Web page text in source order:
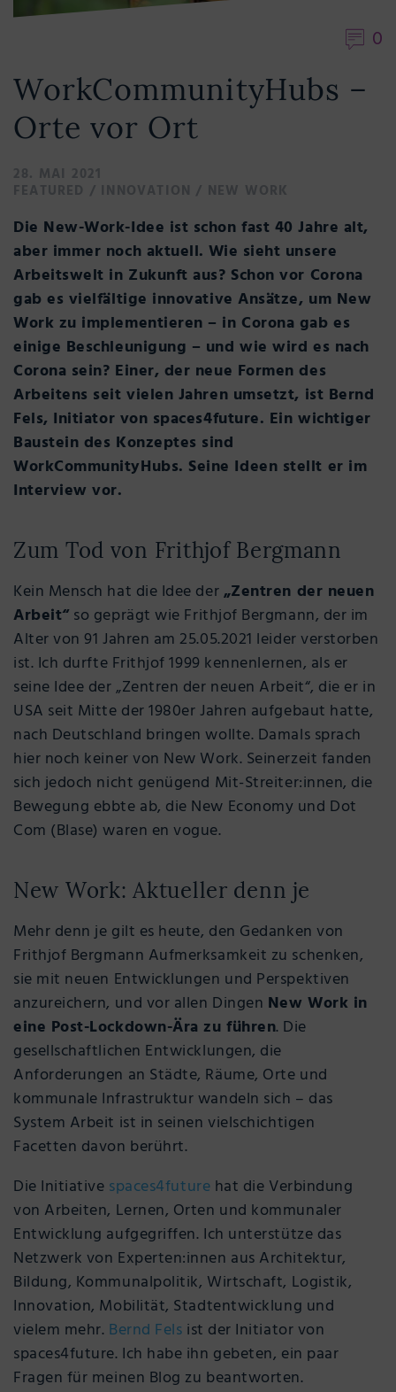
0
WorkCommunityHubs –
Orte vor Ort
28. MAI 2021
FEATURED / INNOVATION / NEW WORK
Die New-Work-Idee ist schon fast 40 Jahre alt,
aber immer noch aktuell. Wie sieht unsere
Arbeitswelt in Zukunft aus? Schon vor Corona
gab es vielfältige innovative Ansätze, um New
Work zu implementieren – in Corona gab es
einige Beschleunigung – und wie wird es nach
Corona sein? Einer, der neue Formen des
Arbeitens seit vielen Jahren umsetzt, ist Bernd
Fels, Initiator von spaces4future. Ein wichtiger
Baustein des Konzeptes sind
WorkCommunityHubs. Seine Ideen stellt er im
Interview vor.
Zum Tod von Frithjof Bergmann
Kein Mensch hat die Idee der„Zentren der neuen
Arbeit“ so geprägt wie Frithjof Bergmann, der im
Alter von 91 Jahren am 25.05.2021 leider verstorben
ist. Ich durfte Frithjof 1999 kennenlernen, als er
seine Idee der „Zentren der neuen Arbeit“, die er in
USA seit Mitte der 1980er Jahren aufgebaut hatte,
nach Deutschland bringen wollte. Damals sprach
hier noch keiner von New Work. Seinerzeit fanden
sich jedoch nicht genügend Mit-Streiter:innen, die
Bewegung ebbte ab, die New Economy und Dot
Com (Blase) waren en vogue.
New Work: Aktueller denn je
Mehr denn je gilt es heute, den Gedanken von
Frithjof Bergmann Aufmerksamkeit zu schenken,
sie mit neuen Entwicklungen und Perspektiven
anzureichern, und vor allen Dingen New Work in
eine Post-Lockdown-Ära zu führen. Die
gesellschaftlichen Entwicklungen, die
Anforderungen an Städte, Räume, Orte und
kommunale Infrastruktur wandeln sich – das
System Arbeit ist in seinen vielschichtigen
Facetten davon berührt.
Die Initiative spaces4future hat die Verbindung
von Arbeiten, Lernen, Orten und kommunaler
Entwicklung aufgegriffen. Ich unterstütze das
Netzwerk von Experten:innen aus Architektur,
Bildung, Kommunalpolitik, Wirtschaft, Logistik,
Innovation, Mobilität, Stadtentwicklung und
vielem mehr. Bernd Fels ist der Initiator von
spaces4future. Ich habe ihn gebeten, ein paar
Fragen für meinen Blog zu beantworten.